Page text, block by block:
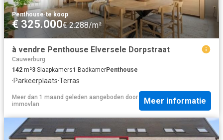
Penthouse·te koop
€ 325.000€ 2.288/m²
à vendre Penthouse Elversele Dorpstraat
Cauwerburg
142 m²3 Slaapkamers1 BadkamerPenthouse
·Parkeerplaats·Terras
Meer dan 1 maand geleden aangeboden door
immovlan
Meer informatie